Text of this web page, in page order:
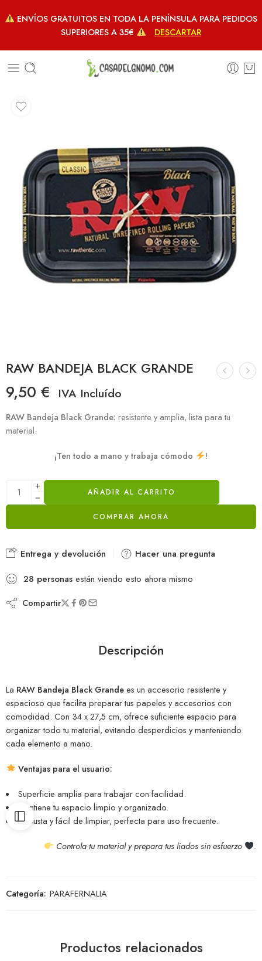
ENVÍOS GRATUITOS EN TODA LA PENÍNSULA PARA PEDIDOS
SUPERIORES A 35€
DESCARTAR
RAW BANDEJA BLACK GRANDE
9,50 € IVA Incluído
RAW Bandeja Black Grande: resistente y amplia, lista para tu
material.
¡Ten todo a mano y trabaja cómodo !
AÑADIR AL CARRITO
COMPRAR AHORA
Entrega y devolución
Hacer una pregunta
28 personas están viendo esto ahora mismo
Compartir
Descripción
La RAW Bandeja Black Grandees un accesorio resistente y
espacioso que facilita preparar tus papeles y accesorios con
comodidad. Con 34 x 27,5 cm, ofrece suficiente espacio para
organizar todo tu material, evitando desperdicios y manteniendo
cada elemento a mano.
Ventajas para el usuario:
Superficie amplia para trabajar con facilidad.
Mantiene tu espacio limpio y organizado.
Robusta y fácil de limpiar, perfecta para uso frecuente.
Controla tu material y prepara tus liados sin esfuerzo .
Categoría: PARAFERNALIA
Productos relacionados